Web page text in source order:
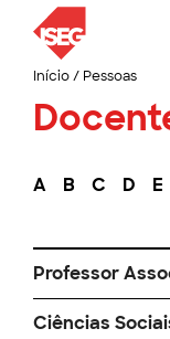
Início/ Pessoas
A B C D E
Professor
Ciências